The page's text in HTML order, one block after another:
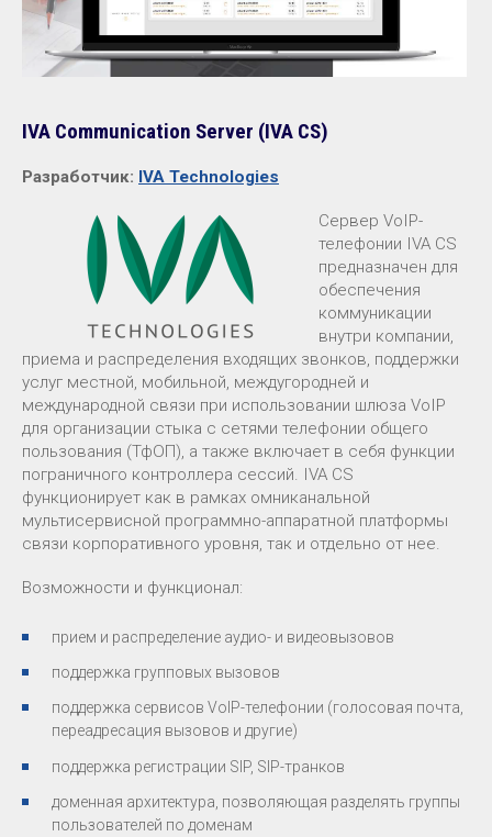
IVA Communication Server (IVA CS)
Разработчик: IVA Technologies
Сервер VoIP-
телефонии IVA СS
предназначен для
обеспечения
коммуникации
внутри компании,
приема и распределения входящих звонков, поддержки
услуг местной, мобильной, междугородней и
международной связи при использовании шлюза VoIP
для организации стыка с сетями телефонии общего
пользования (ТфОП), а также включает в себя функции
пограничного контроллера сессий. IVA CS
функционирует как в рамках омниканальной
мультисервисной программно-аппаратной платформы
связи корпоративного уровня, так и отдельно от нее.
Возможности и функционал:
прием и распределение аудио- и видеовызовов
поддержка групповых вызовов
поддержка сервисов VoIP-телефонии (голосовая почта,
переадресация вызовов и другие)
поддержка регистрации SIP, SIP-транков
доменная архитектура, позволяющая разделять группы
пользователей по доменам